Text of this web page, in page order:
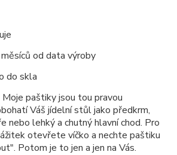
od data výroby
do skla
Moje paštiky jsou tou pravou
Váš jídelní stůl jako předkrm,
nebo lehký a chutný hlavní chod. Pro
otevřete víčko a nechte paštiku
Potom je to jen a jen na Vás.